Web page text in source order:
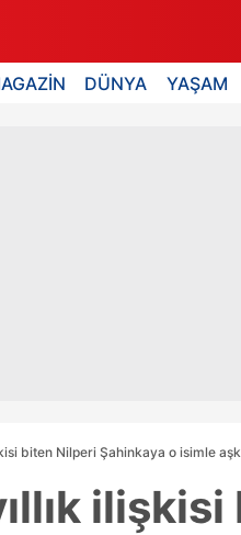
DÜNYA YAŞAM
biten Nilperi Şahinkaya o isimle aşk